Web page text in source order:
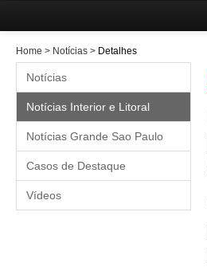
Home > Notícias > Detalhes
Notícias
Notícias Interior e Litoral
Notícias Grande Sao Paulo
Casos de Destaque
Vídeos